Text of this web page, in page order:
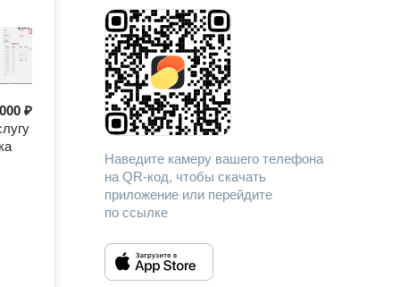
₽
Наведите камеру вашего телефона
на QR-код, чтобы скачать
приложение или перейдите
по ссылке